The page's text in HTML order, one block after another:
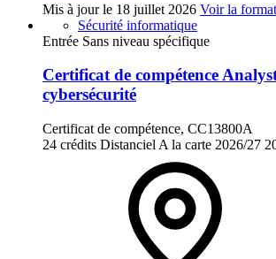
Mis à jour le 18 juillet 2026 Voir la
Sécurité informatique
Entrée Sans niveau spécifique
Certificat de compétence
cybersécurité
Certificat de compétence, CC13800A
24 crédits Distanciel A la carte 2026/27